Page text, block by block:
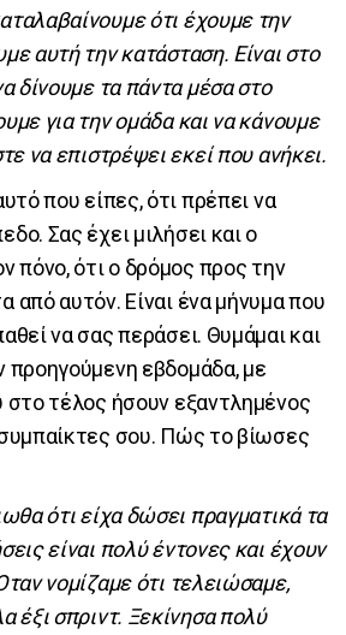
ότι έχουμε την
αυτή την κατάσταση. Είναι στο
δίνουμε τα πάντα μέσα στο
για την ομάδα και να κάνουμε
να επιστρέψει εκεί που ανήκει.
που είπες, ότι πρέπει να
Σας έχει μιλήσει και ο
πόνο, ότι ο δρόμος προς την
από αυτόν. Είναι ένα μήνυμα που
να σας περάσει. Θυμάμαι και
προηγούμενη εβδομάδα, με
τέλος ήσουν εξαντλημένος
σου. Πώς το βίωσες
ότι είχα δώσει πραγματικά τα
είναι πολύ έντονες και έχουν
νομίζαμε ότι τελειώσαμε,
έξι σπριντ. Ξεκίνησα πολύ